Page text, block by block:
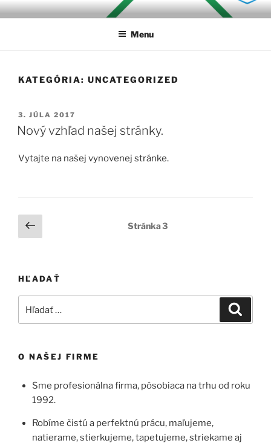
Prejsť
na
MALIARSTVOPN
Menu
KATEGÓRIA: UNCATEGORIZED
PUBLIKOVANÉ
3. JÚLA 2017
Nový vzhľad našej stránky.
Vytajte na našej vynovenej stránke.
Stránkovanie
príspevkov
Predchádzajúca
stránka
Stránka3
HĽADAŤ
O NAŠEJ FIRME
Sme profesionálna firma, pôsobiaca na trhu od roku
1992.
Robíme čistú a perfektnú prácu, maľujeme,
natierame, stierkujeme, tapetujeme, striekame aj